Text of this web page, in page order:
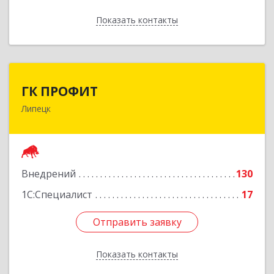
Показать контакты
Назад
ГК ПРОФИТ
Липецк
Внедрений
130
1С:Специалист
17
Отправить заявку
Показать контакты
398001, Липецкая обл, Липецк г, Советская ул,
Отправить заявку
Назад